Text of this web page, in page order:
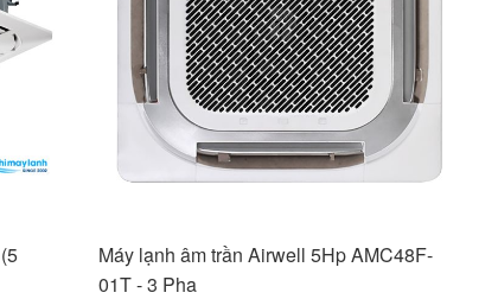
Máy lạnh âm trần Airwell 5Hp AMC48F-
01T - 3 Pha